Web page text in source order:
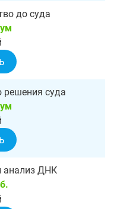
до суда
решения суда
анализ ДНК